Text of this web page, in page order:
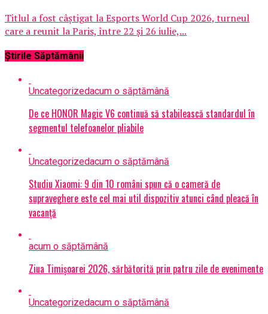
Titlul a fost câștigat la Esports World Cup 2026, turneul
care a reunit la Paris, între 22 și 26 iulie,...
Știrile Săptămânii
Uncategorizedacum o săptămână
De ce HONOR Magic V6 continuă să stabilească standardul în
segmentul telefoanelor pliabile
Uncategorizedacum o săptămână
Studiu Xiaomi: 9 din 10 români spun că o cameră de
supraveghere este cel mai util dispozitiv atunci când pleacă în
vacanță
acum o săptămână
Ziua Timișoarei 2026, sărbătorită prin patru zile de evenimente
Uncategorizedacum o săptămână